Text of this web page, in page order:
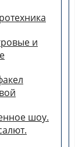
и
шоу.